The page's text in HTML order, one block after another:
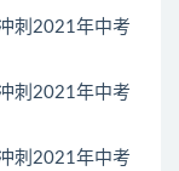
刺2021年中考
刺2021年中考
刺2021年中考